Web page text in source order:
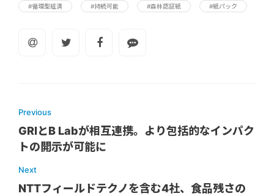
#循環型経済 #持続可能 #森林認証紙 #紙パック
Previous
GRIとB Labが相互連携。より包括的なインパク
トの開示が可能に
Next
NTTフィールドテクノを含む4社、食品残さの